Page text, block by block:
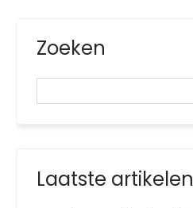
Zoeken
Laatste artikelen